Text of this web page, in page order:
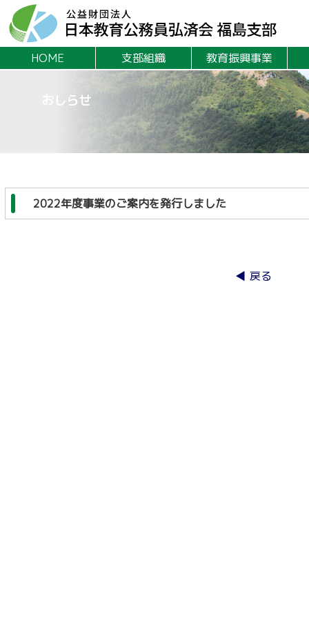
HOME 支部組織 教育振興事業
おしらせ
2022年度事業のご案内を発行しました
◀ 戻る